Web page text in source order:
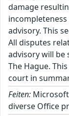
damage
advisory. This
All disputes
advisory will
The Hague.
court in
Feiten:
diverse Office